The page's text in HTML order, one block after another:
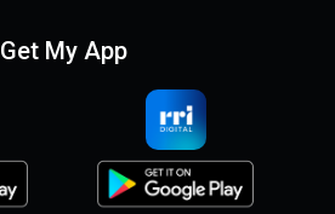
Get My App